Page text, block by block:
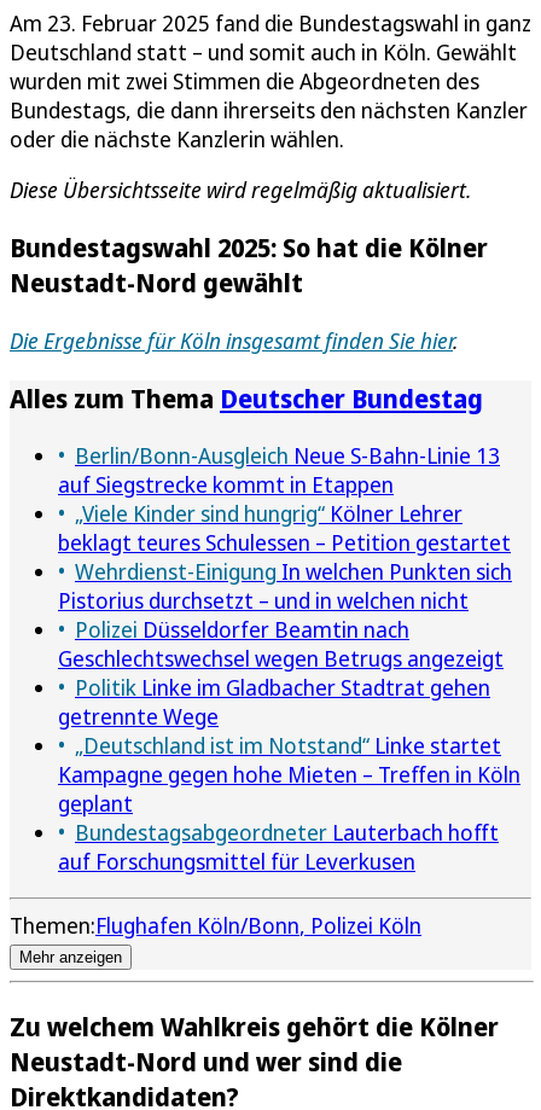
Am 23. Februar 2025 fand die Bundestagswahl in ganz
Deutschland statt – und somit auch in Köln. Gewählt
wurden mit zwei Stimmen die Abgeordneten des
Bundestags, die dann ihrerseits den nächsten Kanzler
oder die nächste Kanzlerin wählen.
Diese Übersichtsseite wird regelmäßig aktualisiert.
Bundestagswahl 2025: So hat die Kölner
Neustadt-Nord gewählt
Die Ergebnisse für Köln insgesamt finden Sie hier.
Alles zum Thema Deutscher Bundestag
Berlin/Bonn-Ausgleich Neue S-Bahn-Linie 13
auf Siegstrecke kommt in Etappen
„Viele Kinder sind hungrig“ Kölner Lehrer
beklagt teures Schulessen – Petition gestartet
Wehrdienst-Einigung In welchen Punkten sich
Pistorius durchsetzt – und in welchen nicht
Polizei Düsseldorfer Beamtin nach
Geschlechtswechsel wegen Betrugs angezeigt
Politik Linke im Gladbacher Stadtrat gehen
getrennte Wege
„Deutschland ist im Notstand“ Linke startet
Kampagne gegen hohe Mieten – Treffen in Köln
geplant
Bundestagsabgeordneter Lauterbach hofft
auf Forschungsmittel für Leverkusen
Themen:Flughafen Köln/Bonn Polizei Köln
Mehr anzeigen
Zu welchem Wahlkreis gehört die Kölner
Neustadt-Nord und wer sind die
Direktkandidaten?